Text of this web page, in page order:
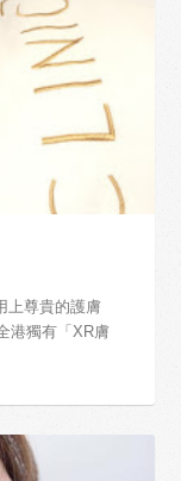
上尊貴的護膚
港獨有「XR膚